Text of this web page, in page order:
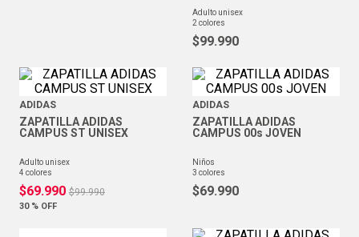
adulto unisex
2 colores
$99.990
ADIDAS
ZAPATILLA ADIDAS
CAMPUS ST UNISEX
adulto unisex
4 colores
$69.990 $99.990
30 % OFF
ADIDAS
ZAPATILLA ADIDAS
CAMPUS 00s JOVEN
niños
3 colores
$69.990